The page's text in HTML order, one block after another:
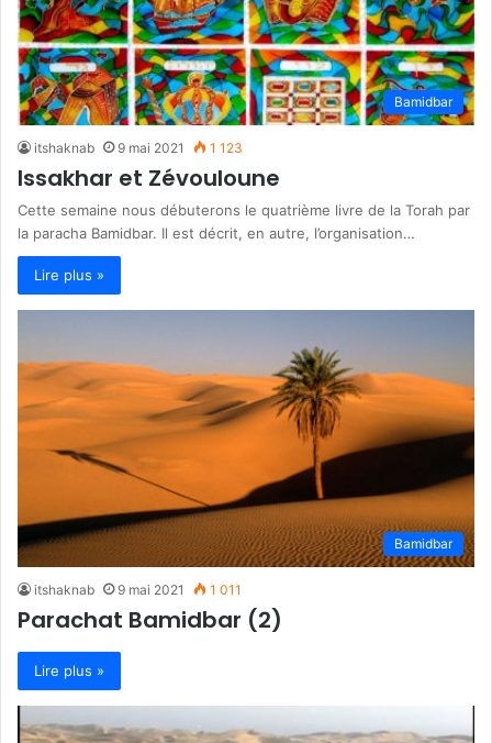
Bamidbar
itshaknab 9 mai 2021 1 123
Issakhar et Zévouloune
Cette semaine nous débuterons le quatrième livre de la Torah par
la paracha Bamidbar. Il est décrit, en autre, l’organisation…
Lire plus »
Bamidbar
itshaknab 9 mai 2021 1 011
Parachat Bamidbar (2)
Lire plus »